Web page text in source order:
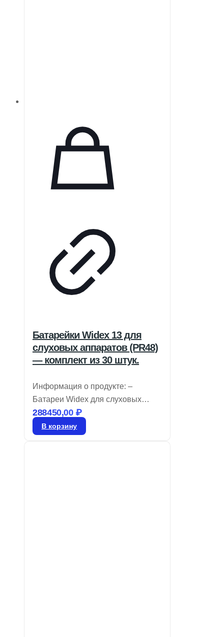
Батарейки Widex 13 для
слуховых аппаратов (PR48)
— комплект из 30 штук.
Информация о продукте: –
Батареи Widex для слуховых
аппаратов имеют цветовую
маркировку, позволяющую легко
288450,00₽
В корзину